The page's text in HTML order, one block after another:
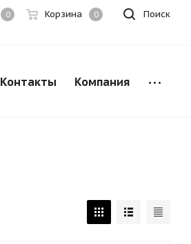
Поиск
0 Корзина 0
Контакты Компания